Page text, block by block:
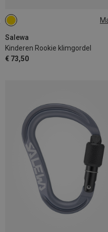
Salewa
Kinderen Rookie klimgordel
€ 73,50
ONE SIZE